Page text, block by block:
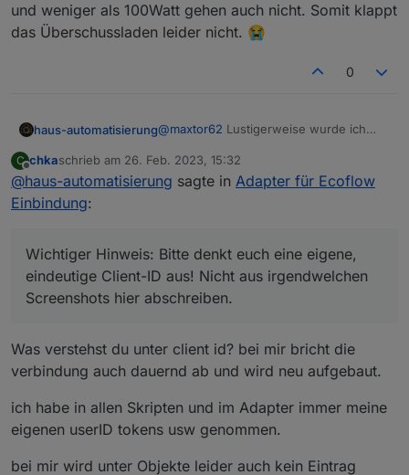
und weniger als 100Watt gehen auch nicht. Somit klappt
das Überschussladen leider nicht. 😭
0
haus-automatisierung@maxtor62 Lustigerweise wurde ich
meine Config hier geteilt habe.
Wichtiger Hinweis: Bitte denkt euch
eine eigene, eindeutige Client-ID aus!
wenn sich jemand mit der gleichen
verbindet!! Die müssen eindeutig sein.
C
Offline
chkaschrieb am 26. Feb. 2023, 15:32
zuletzt editiert von
@haus-automatisierung sagte in Adapter für Ecoflow
Einbindung:
Wichtiger Hinweis: Bitte denkt euch eine eigene,
eindeutige Client-ID aus! Nicht aus irgendwelchen
Screenshots hier abschreiben.
Was verstehst du unter client id? bei mir bricht die
verbindung auch dauernd ab und wird neu aufgebaut.
ich habe in allen Skripten und im Adapter immer meine
eigenen userID tokens usw genommen.
bei mir wird unter Objekte leider auch kein Eintrag